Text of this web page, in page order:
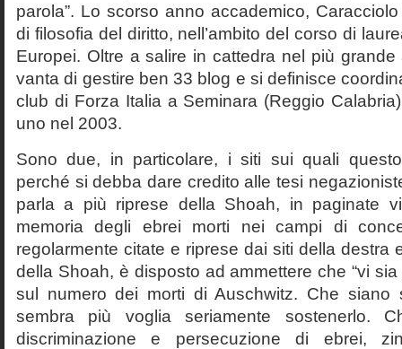
parola”. Lo scorso anno accademico,
di filosofia del diritto, nell’ambito del corso di
Europei. Oltre a salire in cattedra nel più grande
vanta di gestire ben 33 blog e si definisce
club di Forza Italia a Seminara (Reggio
uno nel 2003.
Sono due, in particolare, i siti sui quali
perché si debba dare credito alle tesi
parla a più riprese della Shoah, in paginate
memoria degli ebrei morti nei campi di
regolarmente citate e riprese dai siti della destra
della Shoah, è disposto ad ammettere che “vi
sul numero dei morti di Auschwitz. Che siano
sembra più voglia seriamente sostenerlo.
discriminazione e persecuzione di ebrei,